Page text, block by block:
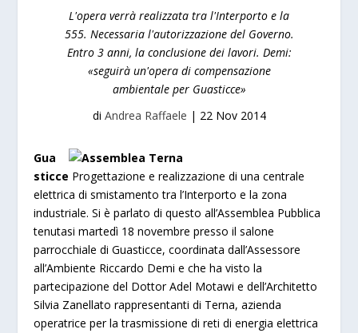
L'opera verrà realizzata tra l'Interporto e la
555. Necessaria l'autorizzazione del Governo.
Entro 3 anni, la conclusione dei lavori. Demi:
«seguirà un'opera di compensazione
ambientale per Guasticce»
di Andrea Raffaele | 22 Nov 2014
Gua
sticce Progettazione e realizzazione di una centrale
elettrica di smistamento tra l’Interporto e la zona
industriale. Si è parlato di questo all’Assemblea Pubblica
tenutasi martedì 18 novembre presso il salone
parrocchiale di Guasticce, coordinata dall’Assessore
all’Ambiente Riccardo Demi e che ha visto la
partecipazione del Dottor Adel Motawi e dell’Architetto
Silvia Zanellato rappresentanti di Terna, azienda
operatrice per la trasmissione di reti di energia elettrica